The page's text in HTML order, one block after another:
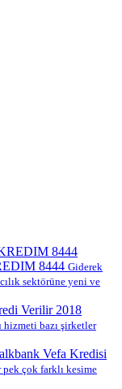
8444 Giderek
sektörüne yeni ve
Verilir 2018
hizmeti bazı şirketler
Vefa Kredisi
çok farklı kesime